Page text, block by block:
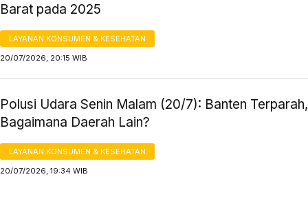
Barat pada 2025
LAYANAN KONSUMEN & KESEHATAN
20/07/2026, 20:15 WIB
Polusi Udara Senin Malam (20/7): Banten Terparah,
Bagaimana Daerah Lain?
LAYANAN KONSUMEN & KESEHATAN
20/07/2026, 19:34 WIB